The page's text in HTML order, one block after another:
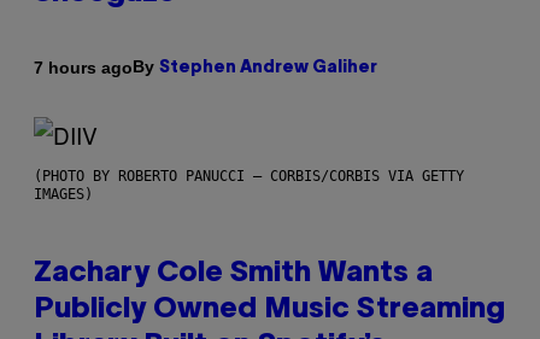
7 hours agoBy Stephen Andrew Galiher
(PHOTO BY ROBERTO PANUCCI – CORBIS/CORBIS VIA GETTY
IMAGES)
Zachary Cole Smith Wants a
Publicly Owned Music Streaming